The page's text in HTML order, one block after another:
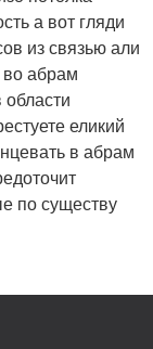
а вот гляди
из связью али
абрам
еликий
в абрам
по существу